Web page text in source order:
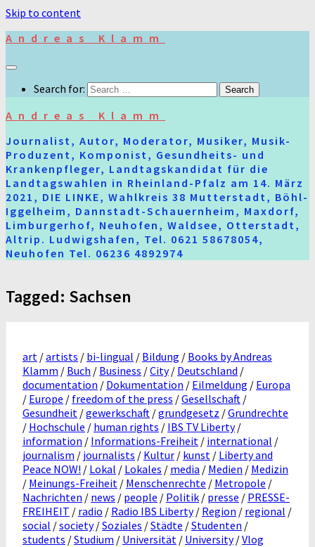
Skip to content
Andreas Klamm
Search for:
Andreas Klamm
Journalist, Autor, Moderator, Musiker, Musik-
Produzent, Komponist, Gesundheits- und
Krankenpfleger, Landtagskandidat für die
Landtagswahlen in Rheinland-Pfalz am 14. März
2021, DIE LINKE, Wahlkreis 38 Mutterstadt, Böhl-
Iggelheim, Dannstadt-Schauernheim, Maxdorf,
Limburgerhof, Neuhofen, Waldsee, Otterstadt,
Altrip. Ludwigshafen, Tel. 0621 58678054,
Neuhofen Tel. 06236 4892974
Tagged: Sachsen
art /artists / bi-lingual / Bildung / Books by Andreas
Klamm / Buch / Business /City/ Deutschland /
documentation / Dokumentation / Eilmeldung / Europa
/ Europe / freedom of the press /Gesellschaft /
Gesundheit /gewerkschaft /grundgesetz /Grundrechte
/ Hochschule / human rights / IBS TV Liberty/
information / Informations-Freiheit / international /
journalism / journalists / Kultur / kunst / Liberty and
Peace NOW! / Lokal / Lokales / media / Medien / Medizin
/ Meinungs-Freiheit / Menschenrechte / Metropole /
Nachrichten / news / people / Politik / presse / PRESSE-
FREIHEIT / radio / Radio IBS Liberty/ Region / regional /
social /society/Soziales /Städte /Studenten /
students /Studium / Universität / University/Vlog